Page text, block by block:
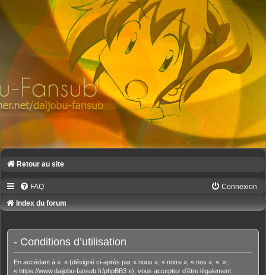
Retour au site
FAQ
Connexion
Index du forum
- Conditions d’utilisation
En accédant à « » (désigné ci-après par « nous », « notre », « nos », « »,
« https://www.daijobu-fansub.fr/phpBB3 »), vous acceptez d’être légalement